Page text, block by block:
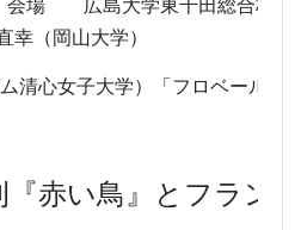
）会場 広島大学東千田総合校舎
幸（岡山大学）
清心女子大学） 「フロベールの
『赤い鳥』とフラン